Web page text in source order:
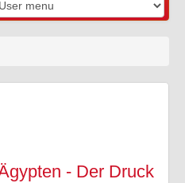
- Der Druck